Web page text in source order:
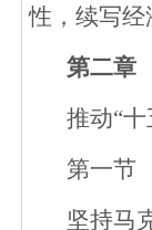
性，续写
第二章
推动“
第一节
坚持马